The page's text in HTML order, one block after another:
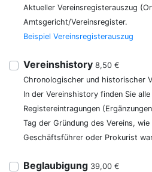
Aktueller Vereinsregisterauszug
Amtsgericht/Vereinsregister.
Beispiel Vereinsregisterauszug
Vereinshistory 8,50 €
Chronologischer und historischer
In der Vereinshistory finden Sie
Registereintragungen
Tag der Gründung des Vereins,
Geschäftsführer oder Prokurist
Beglaubigung 39,00 €